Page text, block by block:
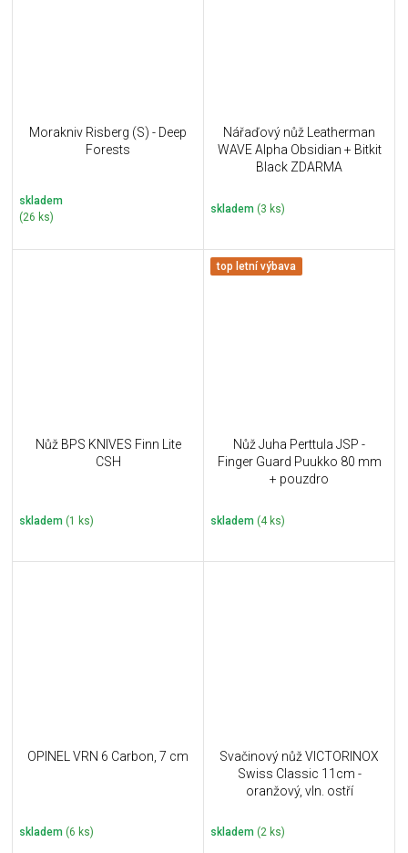
Morakniv Risberg (S) - Deep
Forests
skladem
(26 ks)
Nářaďový nůž Leatherman
WAVE Alpha Obsidian + Bitkit
Black ZDARMA
skladem (3 ks)
Nůž BPS KNIVES Finn Lite
CSH
skladem (1 ks)
top letní výbava
Nůž Juha Perttula JSP -
Finger Guard Puukko 80 mm
+ pouzdro
skladem (4 ks)
OPINEL VRN 6 Carbon, 7 cm
skladem (6 ks)
Svačinový nůž VICTORINOX
Swiss Classic 11cm -
oranžový, vln. ostří
skladem (2 ks)